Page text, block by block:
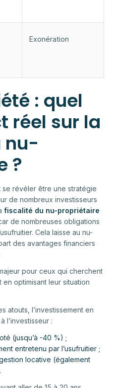
Exonération
: quel
réel sur la
nu-
?
révéler être une stratégie
de nombreux investisseurs
fiscalité du nu-propriétaire
de nombreuses obligations
Cela laisse au nu-
des avantages financiers
pour ceux qui cherchent
en optimisant leur situation
atouts, l’investissement en
l’investisseur :
(jusqu’à -40 %) ;
entretenu par l’usufruitier ;
locative (également